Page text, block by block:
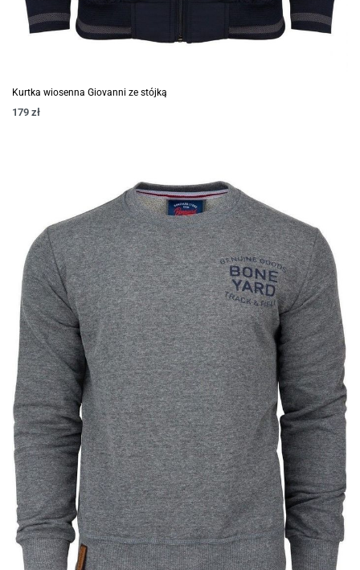
Kurtka wiosenna Giovanni ze stójką
179 zł